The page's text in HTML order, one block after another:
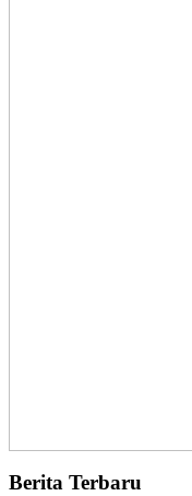
Berita Terbaru